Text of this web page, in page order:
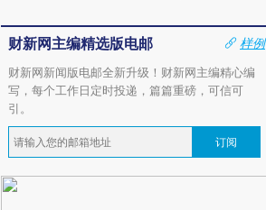
财新网主编精选版电邮
样例
财新网新闻版电邮全新升级！财新网主编精心编
写，每个工作日定时投递，篇篇重磅，可信可
引。
订阅